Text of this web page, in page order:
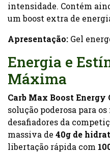
intensidade. Contém
um boost extra de
Apresentação: Gel
Energia e
Máxima
Carb Max Boost
solução poderosa para
desafiadores da
massiva de 40g de
libertação rápida com